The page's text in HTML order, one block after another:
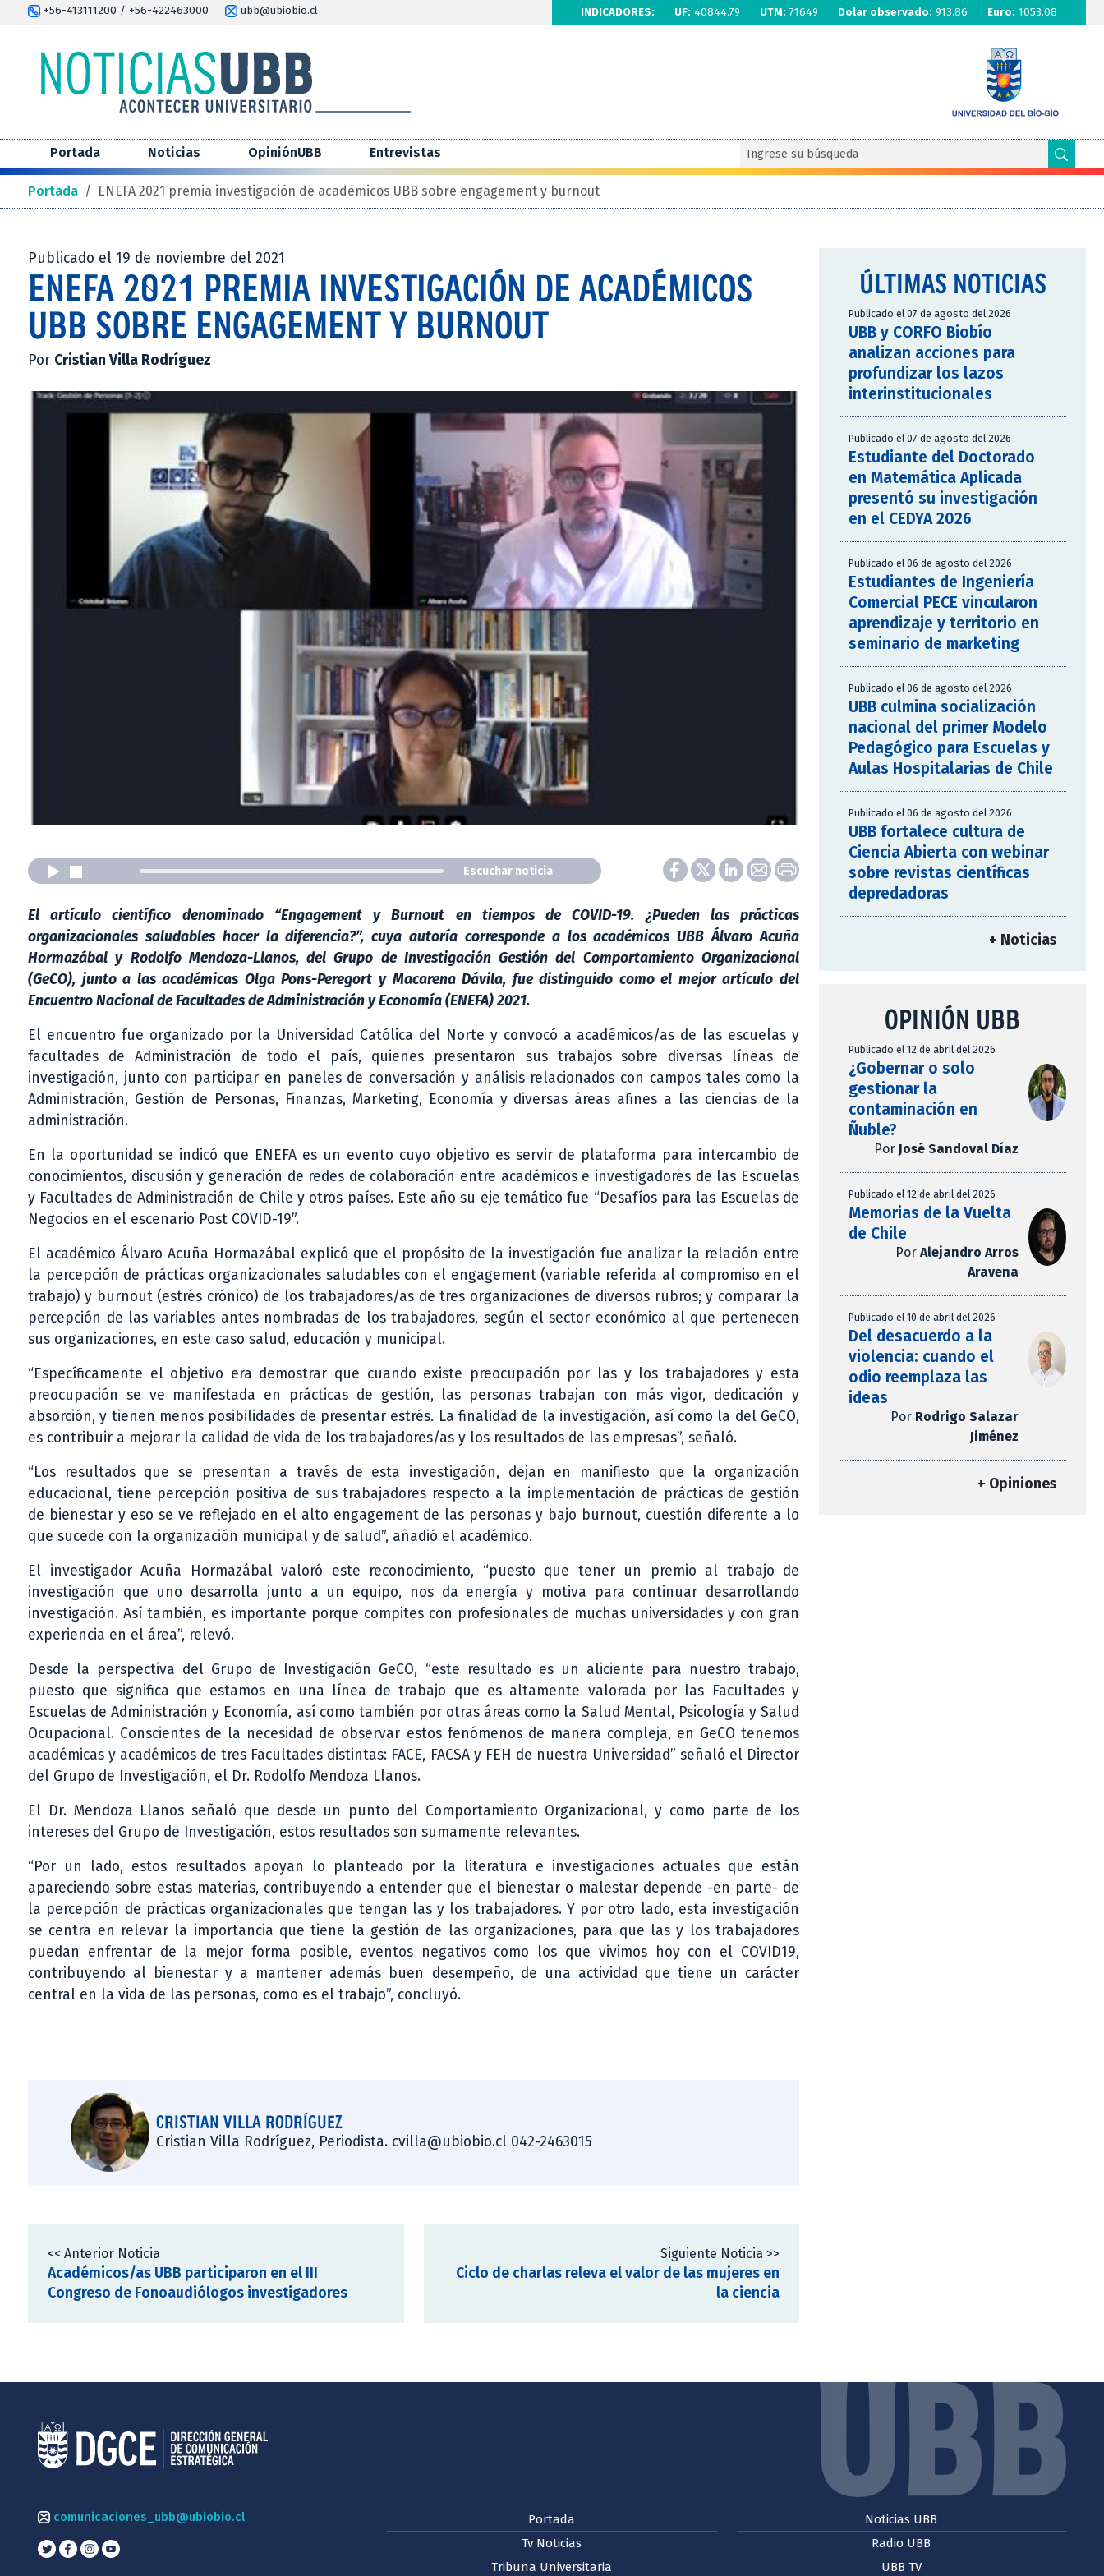
+56-413111200 / +56-422463000 ubb@ubiobio.cl INDICADORES: UF: 40844.79 UTM: 71649 Dolar observado: 913.86 Euro: 1053.08
Portada Noticias OpiniónUBB Entrevistas
Portada / ENEFA 2021 premia investigación de académicos UBB sobre engagement y burnout
Publicado el 19 de noviembre del 2021
ENEFA 2021 PREMIA INVESTIGACIÓN DE ACADÉMICOS
UBB SOBRE ENGAGEMENT Y BURNOUT
Por Cristian Villa Rodríguez
Escuchar noticia
El artículo científico denominado “Engagement y Burnout en tiempos de COVID-19. ¿Pueden las prácticas
organizacionales saludables hacer la diferencia?”, cuya autoría corresponde a los académicos UBB Álvaro Acuña
Hormazábal y Rodolfo Mendoza-Llanos, del Grupo de Investigación Gestión del Comportamiento Organizacional
(GeCO), junto a las académicas Olga Pons-Peregort y Macarena Dávila, fue distinguido como el mejor artículo del
Encuentro Nacional de Facultades de Administración y Economía (ENEFA) 2021.
El encuentro fue organizado por la Universidad Católica del Norte y convocó a académicos/as de las escuelas y
facultades de Administración de todo el país, quienes presentaron sus trabajos sobre diversas líneas de
investigación, junto con participar en paneles de conversación y análisis relacionados con campos tales como la
Administración, Gestión de Personas, Finanzas, Marketing, Economía y diversas áreas afines a las ciencias de la
administración.
En la oportunidad se indicó que ENEFA es un evento cuyo objetivo es servir de plataforma para intercambio de
conocimientos, discusión y generación de redes de colaboración entre académicos e investigadores de las Escuelas
y Facultades de Administración de Chile y otros países. Este año su eje temático fue “Desafíos para las Escuelas de
Negocios en el escenario Post COVID-19”.
El académico Álvaro Acuña Hormazábal explicó que el propósito de la investigación fue analizar la relación entre
la percepción de prácticas organizacionales saludables con el engagement (variable referida al compromiso en el
trabajo) y burnout (estrés crónico) de los trabajadores/as de tres organizaciones de diversos rubros; y comparar la
percepción de las variables antes nombradas de los trabajadores, según el sector económico al que pertenecen
sus organizaciones, en este caso salud, educación y municipal.
“Específicamente el objetivo era demostrar que cuando existe preocupación por las y los trabajadores y esta
preocupación se ve manifestada en prácticas de gestión, las personas trabajan con más vigor, dedicación y
absorción, y tienen menos posibilidades de presentar estrés. La finalidad de la investigación, así como la del GeCO,
es contribuir a mejorar la calidad de vida de los trabajadores/as y los resultados de las empresas”, señaló.
“Los resultados que se presentan a través de esta investigación, dejan en manifiesto que la organización
educacional, tiene percepción positiva de sus trabajadores respecto a la implementación de prácticas de gestión
de bienestar y eso se ve reflejado en el alto engagement de las personas y bajo burnout, cuestión diferente a lo
que sucede con la organización municipal y de salud”, añadió el académico.
El investigador Acuña Hormazábal valoró este reconocimiento, “puesto que tener un premio al trabajo de
investigación que uno desarrolla junto a un equipo, nos da energía y motiva para continuar desarrollando
investigación. Así también, es importante porque compites con profesionales de muchas universidades y con gran
experiencia en el área”, relevó.
Desde la perspectiva del Grupo de Investigación GeCO, “este resultado es un aliciente para nuestro trabajo,
puesto que significa que estamos en una línea de trabajo que es altamente valorada por las Facultades y
Escuelas de Administración y Economía, así como también por otras áreas como la Salud Mental, Psicología y Salud
Ocupacional. Conscientes de la necesidad de observar estos fenómenos de manera compleja, en GeCO tenemos
académicas y académicos de tres Facultades distintas: FACE, FACSA y FEH de nuestra Universidad” señaló el Director
del Grupo de Investigación, el Dr. Rodolfo Mendoza Llanos.
El Dr. Mendoza Llanos señaló que desde un punto del Comportamiento Organizacional, y como parte de los
intereses del Grupo de Investigación, estos resultados son sumamente relevantes.
“Por un lado, estos resultados apoyan lo planteado por la literatura e investigaciones actuales que están
apareciendo sobre estas materias, contribuyendo a entender que el bienestar o malestar depende -en parte- de
la percepción de prácticas organizacionales que tengan las y los trabajadores. Y por otro lado, esta investigación
se centra en relevar la importancia que tiene la gestión de las organizaciones, para que las y los trabajadores
puedan enfrentar de la mejor forma posible, eventos negativos como los que vivimos hoy con el COVID19,
contribuyendo al bienestar y a mantener además buen desempeño, de una actividad que tiene un carácter
central en la vida de las personas, como es el trabajo”, concluyó.
CRISTIAN VILLA RODRÍGUEZ
Cristian Villa Rodríguez, Periodista. cvilla@ubiobio.cl 042-2463015
<< Anterior Noticia
Académicos/as UBB participaron en el III
Congreso de Fonoaudiólogos investigadores
Siguiente Noticia >>
Ciclo de charlas releva el valor de las mujeres en
la ciencia
ÚLTIMAS NOTICIAS
Publicado el 07 de agosto del 2026
UBB y CORFO Biobío
analizan acciones para
profundizar los lazos
interinstitucionales
Publicado el 07 de agosto del 2026
Estudiante del Doctorado
en Matemática Aplicada
presentó su investigación
en el CEDYA 2026
Publicado el 06 de agosto del 2026
Estudiantes de Ingeniería
Comercial PECE vincularon
aprendizaje y territorio en
seminario de marketing
Publicado el 06 de agosto del 2026
UBB culmina socialización
nacional del primer Modelo
Pedagógico para Escuelas y
Aulas Hospitalarias de Chile
Publicado el 06 de agosto del 2026
UBB fortalece cultura de
Ciencia Abierta con webinar
sobre revistas científicas
depredadoras
+ Noticias
OPINIÓN UBB
Publicado el 12 de abril del 2026
¿Gobernar o solo
gestionar la
contaminación en
Ñuble?
Por José Sandoval Díaz
Publicado el 12 de abril del 2026
Memorias de la Vuelta
de Chile
Por Alejandro Arros
Aravena
Publicado el 10 de abril del 2026
Del desacuerdo a la
violencia: cuando el
odio reemplaza las
ideas
Por Rodrigo Salazar
Jiménez
+ Opiniones
comunicaciones_ubb@ubiobio.cl
Portada
Tv Noticias
Tribuna Universitaria
Noticias UBB
Radio UBB
UBB TV